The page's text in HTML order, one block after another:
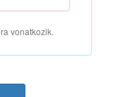
vonatkozik.